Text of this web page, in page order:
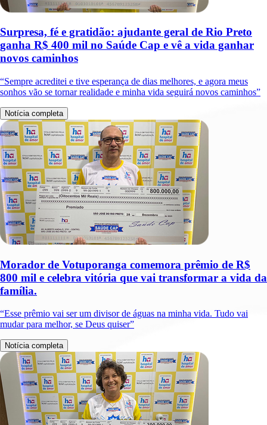
Surpresa, fé e gratidão: ajudante geral de Rio Preto
ganha R$ 400 mil no Saúde Cap e vê a vida ganhar
novos caminhos
“Sempre acreditei e tive esperança de dias melhores, e agora meus
sonhos vão se tornar realidade e minha vida seguirá novos caminhos”
Notícia completa
Morador de Votuporanga comemora prêmio de R$
800 mil e celebra vitória que vai transformar a vida da
família.
“Esse prêmio vai ser um divisor de águas na minha vida. Tudo vai
mudar para melhor, se Deus quiser”
Notícia completa